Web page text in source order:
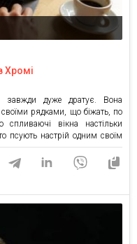
Хромі
завжди дуже дратує. Вона
своїми рядками, що біжать, по
спливаючі вікна настільки
псують настрій одним своїм
рекламу в Хромі, цього
лише кілька […]